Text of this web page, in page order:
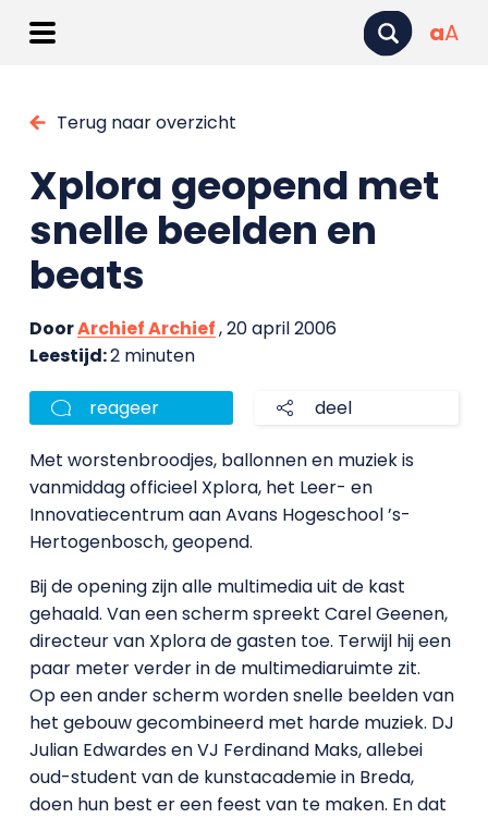
aA
Terug naar overzicht
Xplora geopend met
snelle beelden en
beats
DoorArchief Archief, 20 april 2006
Leestijd:2 minuten
reageer deel
Met worstenbroodjes, ballonnen en muziek is
vanmiddag officieel Xplora, het Leer- en
Innovatiecentrum aan Avans Hogeschool ’s-
Hertogenbosch, geopend.
Bij de opening zijn alle multimedia uit de kast
gehaald. Van een scherm spreekt Carel Geenen,
directeur van Xplora de gasten toe. Terwijl hij een
paar meter verder in de multimediaruimte zit.
Op een ander scherm worden snelle beelden van
het gebouw gecombineerd met harde muziek. DJ
Julian Edwardes en VJ Ferdinand Maks, allebei
oud-student van de kunstacademie in Breda,
doen hun best er een feest van te maken. En dat